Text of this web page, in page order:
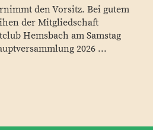
den Vorsitz. Bei gutem
der Mitgliedschaft
Hemsbach am Samstag
2026 ...